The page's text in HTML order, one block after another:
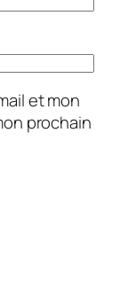
et mon
prochain